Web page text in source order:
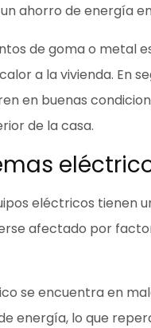
ahorro de energía
de goma o metal
a la vivienda. En
en buenas
de la casa.
eléctricos tienen
afectado por
se encuentra en
energía, lo que